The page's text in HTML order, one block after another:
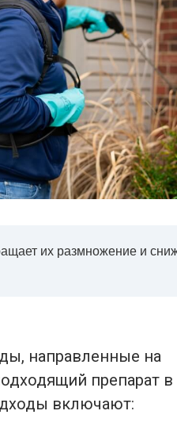
их размножение и
направленные на
препарат в
включают: